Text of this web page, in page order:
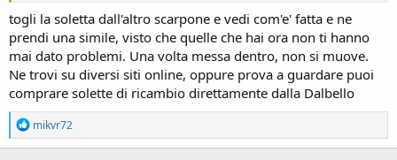
togli la soletta dall'altro scarpone e vedi com'e' fatta e ne
prendi una simile, visto che quelle che hai ora non ti hanno
mai dato problemi. Una volta messa dentro, non si muove.
Ne trovi su diversi siti online, oppure prova a guardare puoi
comprare solette di ricambio direttamente dalla Dalbello
R
e
a
mikvr72